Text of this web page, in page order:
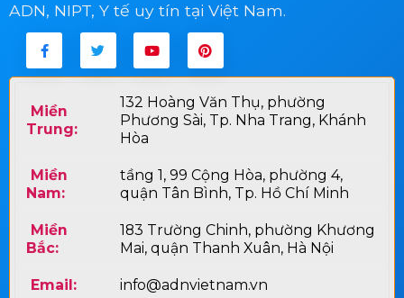
ADN, NIPT, Y tế uy tín tại Việt Nam.
Miền
Trung:
132 Hoàng Văn Thụ, phường
Phương Sài, Tp. Nha Trang, Khánh
Hòa
Miền
Nam:
tầng 1, 99 Cộng Hòa, phường 4,
quận Tân Bình, Tp. Hồ Chí Minh
Miền
Bắc:
183 Trường Chinh, phường Khương
Mai, quận Thanh Xuân, Hà Nội
Email: info@adnvietnam.vn